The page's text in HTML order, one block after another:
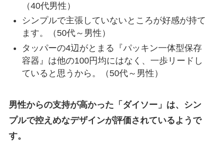
（40代男性）
シンプルで主張していないところが好感が持て
ます。（50代～男性）
タッパーの4辺がとまる『パッキン一体型保存
容器』は他の100円均にはなく、一歩リードし
ていると思うから。（50代～男性）
男性からの支持が高かった「ダイソー」は、シン
プルで控えめなデザインが評価されているようで
す。